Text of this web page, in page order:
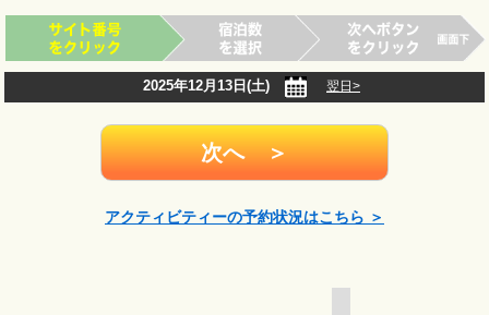
2025年12月13日(土) 翌日>
アクティビティーの予約状況はこちら ＞